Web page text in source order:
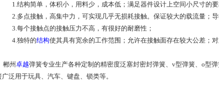
结构简单，体积小，用料少，成本低；满足器件设计上空间小尺寸的要
多点接触，高集中力，可实现几乎无损耗接触。保证较大的载流量；导
每个接触点的接触压力不高，有很好的耐磨性；
独特的结构使其具有宽余的工作范围；允许在接触面存在较大公差；
州 卓越弹簧专业生产各种定制的精密度泛塞封密封弹簧、v型弹簧、o型
广泛用于玩具、汽车、键盘、锁类等。